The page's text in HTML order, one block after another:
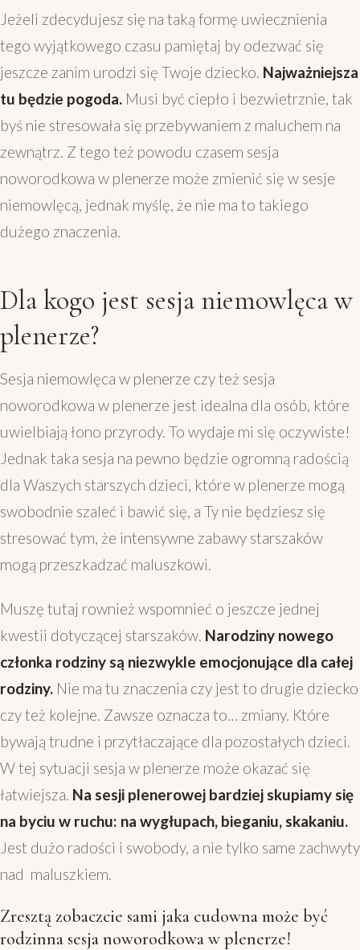
Jeżeli zdecydujesz się na taką formę uwiecznienia
tego wyjątkowego czasu pamiętaj by odezwać się
jeszcze zanim urodzi się Twoje dziecko. Najważniejsza
tu będzie pogoda. Musi być ciepło i bezwietrznie, tak
byś nie stresowała się przebywaniem z maluchem na
zewnątrz. Z tego też powodu czasem sesja
noworodkowa w plenerze może zmienić się w sesje
niemowlęcą, jednak myślę, że nie ma to takiego
dużego znaczenia.
Dla kogo jest sesja niemowlęca w
plenerze?
Sesja niemowlęca w plenerze czy też sesja
noworodkowa w plenerze jest idealna dla osób, które
uwielbiają łono przyrody. To wydaje mi się oczywiste!
Jednak taka sesja na pewno będzie ogromną radością
dla Waszych starszych dzieci, które w plenerze mogą
swobodnie szaleć i bawić się, a Ty nie będziesz się
stresować tym, że intensywne zabawy starszaków
mogą przeszkadzać maluszkowi.
Muszę tutaj rownież wspomnieć o jeszcze jednej
kwestii dotyczącej starszaków. Narodziny nowego
członka rodziny są niezwykle emocjonujące dla całej
rodziny. Nie ma tu znaczenia czy jest to drugie dziecko
czy też kolejne. Zawsze oznacza to… zmiany. Które
bywają trudne i przytłaczające dla pozostałych dzieci.
W tej sytuacji sesja w plenerze może okazać się
łatwiejsza. Na sesji plenerowej bardziej skupiamy się
na byciu w ruchu: na wygłupach, bieganiu, skakaniu.
Jest dużo radości i swobody, a nie tylko same zachwyty
nad maluszkiem.
Zresztą zobaczcie sami jaka cudowna może być
rodzinna sesja noworodkowa w plenerze!